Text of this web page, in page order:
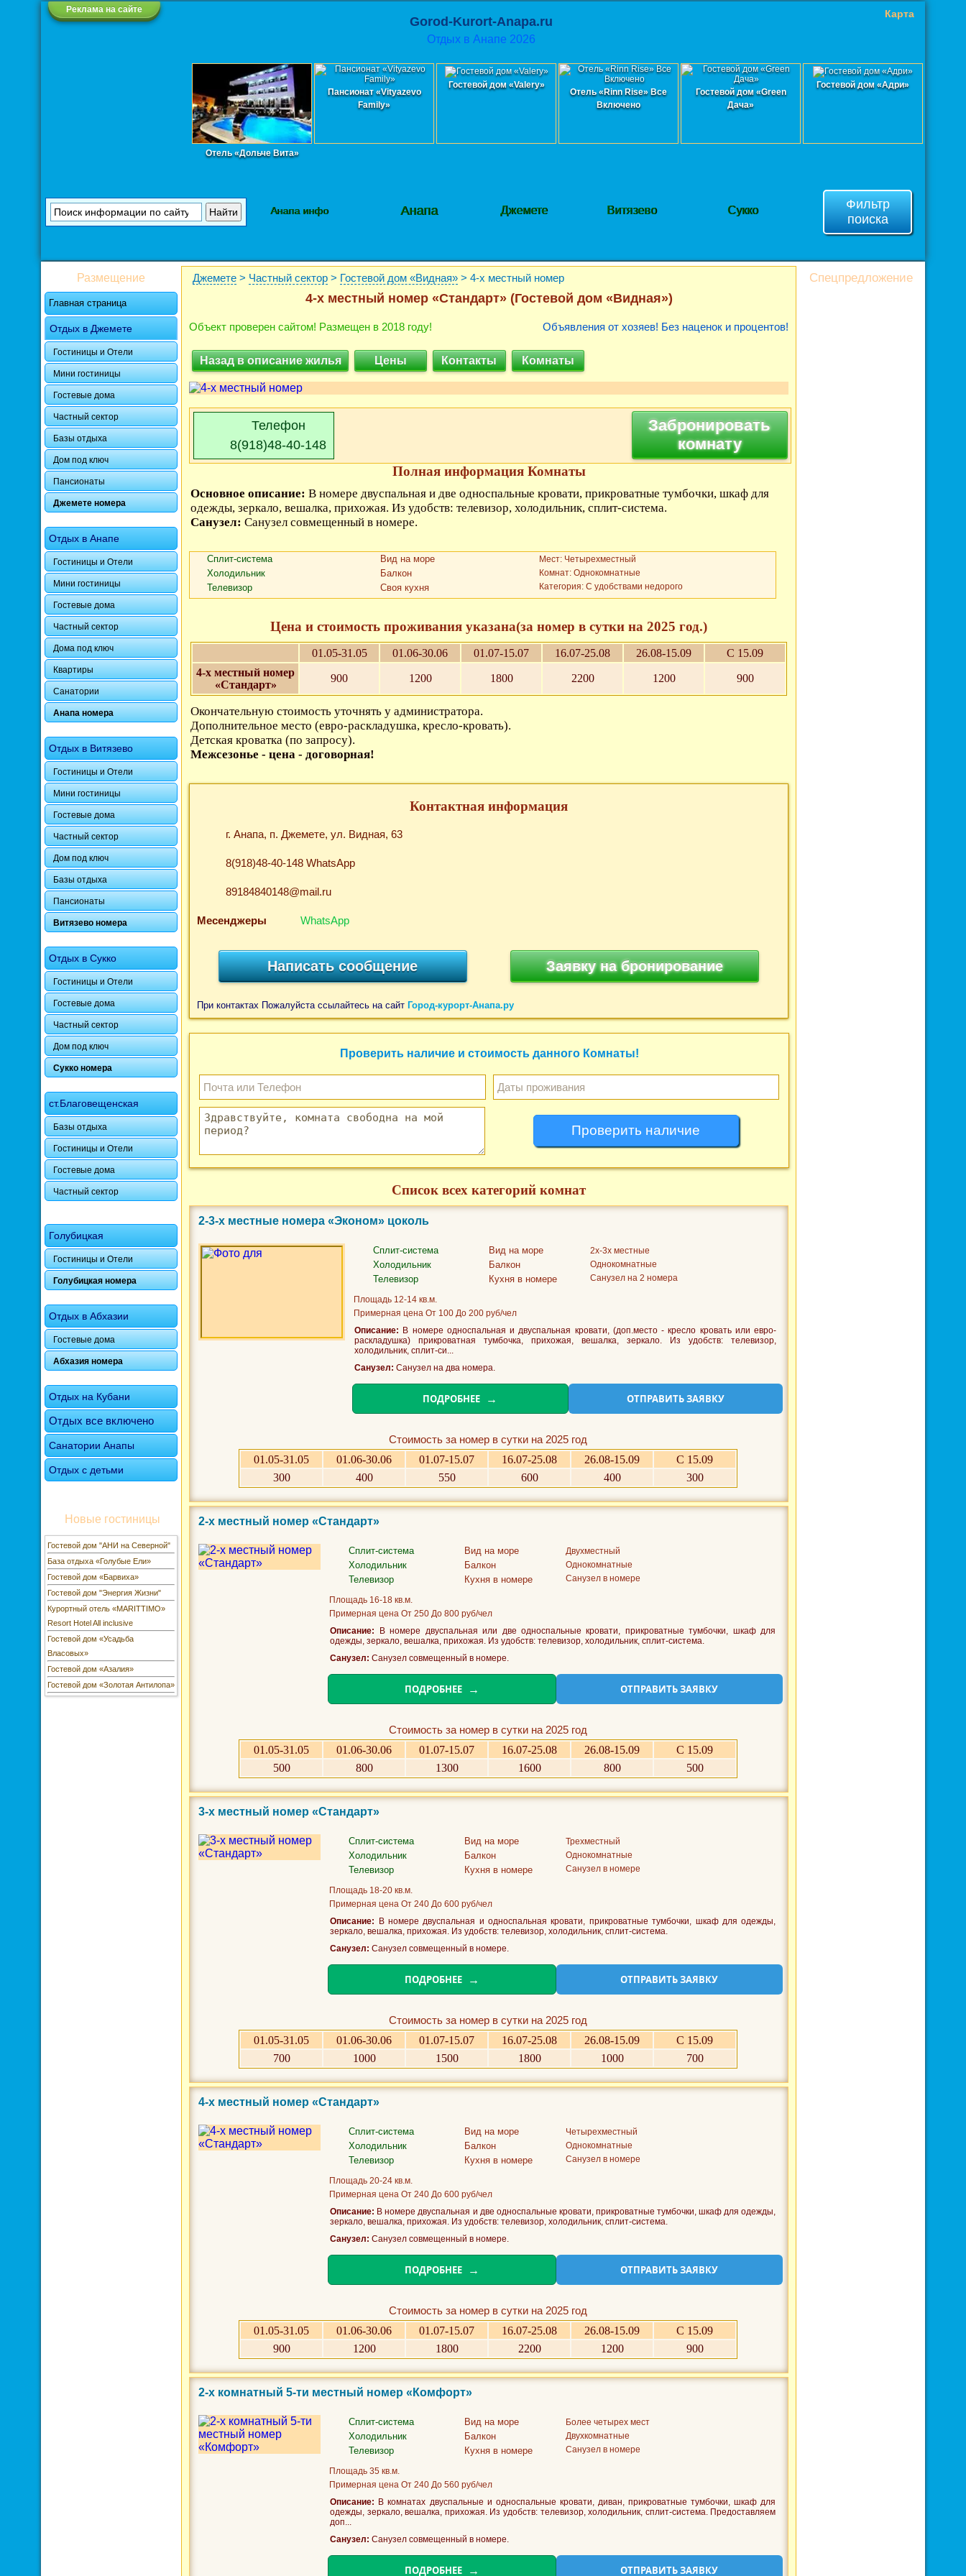
Реклама на сайте
Спецпредложение
Карта
Gorod-Kurort-Anapa.ru
Отдых в Анапе 2026
Отель «Дольче Вита»
Пансионат «Vityazevo
Family»
Гостевой дом «Valery»
Отель «Rinn Rise» Все
Включено
Гостевой дом «Green
Дача»
Гостевой дом «Адри»
Анапа инфо Анапа Джемете Витязево Сукко
Фильтр
поиска
Размещение
Главная страница
Отдых в Джемете
Гостиницы и Отели
Мини гостиницы
Гостевые дома
Частный сектор
Базы отдыха
Дом под ключ
Пансионаты
Джемете номера
Отдых в Анапе
Гостиницы и Отели
Мини гостиницы
Гостевые дома
Частный сектор
Дома под ключ
Квартиры
Санатории
Анапа номера
Отдых в Витязево
Гостиницы и Отели
Мини гостиницы
Гостевые дома
Частный сектор
Дом под ключ
Базы отдыха
Пансионаты
Витязево номера
Отдых в Сукко
Гостиницы и Отели
Гостевые дома
Частный сектор
Дом под ключ
Сукко номера
ст.Благовещенская
Базы отдыха
Гостиницы и Отели
Гостевые дома
Частный сектор
Голубицкая
Гостиницы и Отели
Голубицкая номера
Отдых в Абхазии
Гостевые дома
Абхазия номера
Отдых на Кубани
Отдых все включено
Санатории Анапы
Отдых с детьми
Новые гостиницы
Гостевой дом "АНИ на Северной"
База отдыха «Голубые Ели»
Гостевой дом «Барвиха»
Гостевой дом "Энергия Жизни"
Курортный отель «MARITTIMO»
Resort Hotel All inclusive
Гостевой дом «Усадьба
Власовых»
Гостевой дом «Азалия»
Гостевой дом «Золотая Антилопа»
Джемете > Частный сектор > Гостевой дом «Видная» > 4-х местный номер
4-х местный номер «Стандарт» (Гостевой дом «Видная»)
Объект проверен сайтом! Размещен в 2018 году! Объявления от хозяев! Без наценок и процентов!
Назад в описание жилья Цены Контакты Комнаты
Телефон
8(918)48-40-148
Забронировать
комнату
Полная информация Комнаты
Основное описание: В номере двуспальная и две односпальные кровати, прикроватные тумбочки, шкаф для
одежды, зеркало, вешалка, прихожая. Из удобств: телевизор, холодильник, сплит-система.
Санузел: Санузел совмещенный в номере.
Сплит-система
Холодильник
Телевизор
Вид на море
Балкон
Своя кухня
Мест: Четырехместный
Комнат: Однокомнатные
Категория: С удобствами недорого
Цена и стоимость проживания указана(за номер в сутки на 2025 год.)
01.05-31.05 01.06-30.06 01.07-15.07 16.07-25.08 26.08-15.09
С 15.09
4-х местный номер
«Стандарт»
900 1200 1800 2200 1200 900
Окончательную стоимость уточнять у администратора.
Дополнительное место (евро-раскладушка, кресло-кровать).
Детская кроватка (по запросу).
Межсезонье - цена - договорная!
Контактная информация
г. Анапа, п. Джемете, ул. Видная, 63
8(918)48-40-148 WhatsApp
89184840148@mail.ru
Месенджеры WhatsApp
Написать сообщение Заявку на бронирование
При контактах Пожалуйста ссылайтесь на сайт Город-курорт-Анапа.ру
Проверить наличие и стоимость данного Комнаты!
Список всех категорий комнат
2-3-х местные номера «Эконом» цоколь
Сплит-система
Холодильник
Телевизор
Вид на море
Балкон
Кухня в номере
2х-3х местные
Однокомнатные
Санузел на 2 номера
Площадь 12-14 кв.м.
Примерная цена От 100 До 200 руб/чел
Описание: В номере односпальная и двуспальная кровати, (доп.место - кресло кровать или евро-
раскладушка) прикроватная тумбочка, прихожая, вешалка, зеркало. Из удобств: телевизор,
холодильник, сплит-си...
Санузел: Санузел на два номера.
ПОДРОБНЕЕ ОТПРАВИТЬ ЗАЯВКУ
Стоимость за номер в сутки на 2025 год
01.05-31.05
01.06-30.06 01.07-15.07 16.07-25.08 26.08-15.09
С 15.09
300
400 550 600 400 300
2-х местный номер «Стандарт»
Сплит-система
Холодильник
Телевизор
Вид на море
Балкон
Кухня в номере
Двухместный
Однокомнатные
Санузел в номере
Площадь 16-18 кв.м.
Примерная цена От 250 До 800 руб/чел
Описание: В номере двуспальная или две односпальные кровати, прикроватные тумбочки, шкаф для
одежды, зеркало, вешалка, прихожая. Из удобств: телевизор, холодильник, сплит-система.
Санузел: Санузел совмещенный в номере.
ПОДРОБНЕЕ ОТПРАВИТЬ ЗАЯВКУ
Стоимость за номер в сутки на 2025 год
01.05-31.05
01.06-30.06 01.07-15.07 16.07-25.08 26.08-15.09
С 15.09
500
800 1300 1600 800 500
3-х местный номер «Стандарт»
Сплит-система
Холодильник
Телевизор
Вид на море
Балкон
Кухня в номере
Трехместный
Однокомнатные
Санузел в номере
Площадь 18-20 кв.м.
Примерная цена От 240 До 600 руб/чел
Описание: В номере двуспальная и односпальная кровати, прикроватные тумбочки, шкаф для одежды,
зеркало, вешалка, прихожая. Из удобств: телевизор, холодильник, сплит-система.
Санузел: Санузел совмещенный в номере.
ПОДРОБНЕЕ ОТПРАВИТЬ ЗАЯВКУ
Стоимость за номер в сутки на 2025 год
01.05-31.05
01.06-30.06 01.07-15.07 16.07-25.08 26.08-15.09
С 15.09
700
1000 1500 1800 1000 700
4-х местный номер «Стандарт»
Сплит-система
Холодильник
Телевизор
Вид на море
Балкон
Кухня в номере
Четырехместный
Однокомнатные
Санузел в номере
Площадь 20-24 кв.м.
Примерная цена От 240 До 600 руб/чел
Описание: В номере двуспальная и две односпальные кровати, прикроватные тумбочки, шкаф для одежды,
зеркало, вешалка, прихожая. Из удобств: телевизор, холодильник, сплит-система.
Санузел: Санузел совмещенный в номере.
ПОДРОБНЕЕ ОТПРАВИТЬ ЗАЯВКУ
Стоимость за номер в сутки на 2025 год
01.05-31.05
01.06-30.06 01.07-15.07 16.07-25.08 26.08-15.09
С 15.09
900
1200 1800 2200 1200 900
2-х комнатный 5-ти местный номер «Комфорт»
Сплит-система
Холодильник
Телевизор
Вид на море
Балкон
Кухня в номере
Более четырех мест
Двухкомнатные
Санузел в номере
Площадь 35 кв.м.
Примерная цена От 240 До 560 руб/чел
Описание: В комнатах двуспальные и односпальные кровати, диван, прикроватные тумбочки, шкаф для
одежды, зеркало, вешалка, прихожая. Из удобств: телевизор, холодильник, сплит-система. Предоставляем
доп...
Санузел: Санузел совмещенный в номере.
ПОДРОБНЕЕ ОТПРАВИТЬ ЗАЯВКУ